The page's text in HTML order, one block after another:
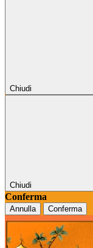
Chiudi
Chiudi
Conferma
Annulla Conferma